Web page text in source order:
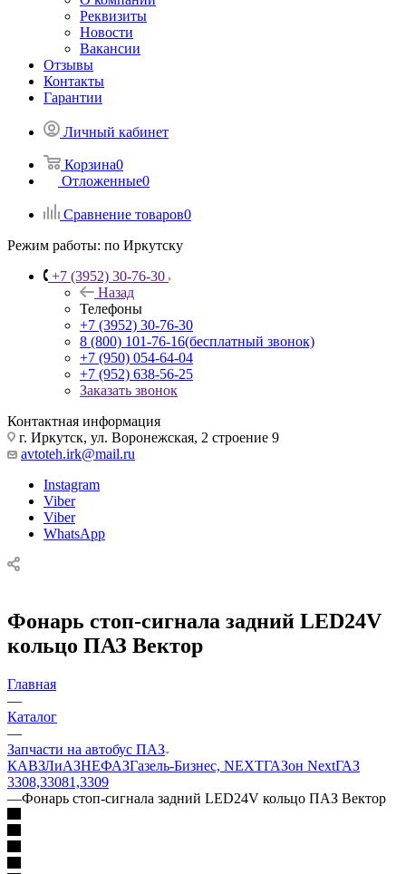
Реквизиты
Новости
Вакансии
Отзывы
Контакты
Гарантии
Личный кабинет
Корзина0
Отложенные0
Сравнение товаров0
Режим работы: по Иркутску
+7 (3952) 30-76-30
Назад
Телефоны
+7 (3952) 30-76-30
8 (800) 101-76-16(бесплатный звонок)
+7 (950) 054-64-04
+7 (952) 638-56-25
Заказать звонок
Контактная информация
г. Иркутск, ул. Воронежская, 2 строение 9
avtoteh.irk@mail.ru
Instagram
Viber
Viber
WhatsApp
Фонарь стоп-сигнала задний LED24V
кольцо ПАЗ Вектор
Главная
—
Каталог
—
Запчасти на автобус ПАЗ
КАВЗЛиАЗНЕФАЗГазель-Бизнес, NEXTГАЗон NextГАЗ
3308,33081,3309
—Фонарь стоп-сигнала задний LED24V кольцо ПАЗ Вектор